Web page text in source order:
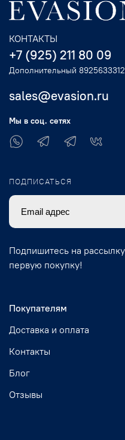
Покупателям
Доставка и оплата
Контакты
Блог
Отзывы
КОНТАКТЫ
+7 (925) 211 80 09
Дополнительный
sales@evasion.ru
Мы в соц. сетях
ПОДПИСАТЬСЯ
Подпишитесь на
первую покупку!